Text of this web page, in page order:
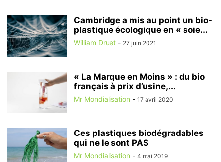
Cambridge a mis au point un bio-
plastique écologique en « soie...
William Druet - 27 juin 2021
« La Marque en Moins » : du bio
français à prix d’usine,...
Mr Mondialisation - 17 avril 2020
Ces plastiques biodégradables
qui ne le sont PAS
Mr Mondialisation - 4 mai 2019